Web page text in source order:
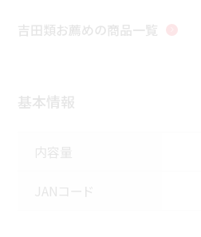
吉田類お薦めの商品一覧
基本情報
内容量
JANコード